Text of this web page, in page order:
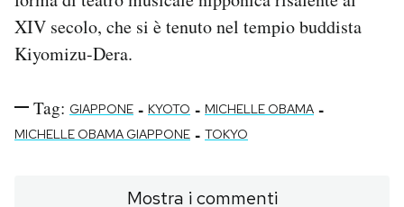
XIV secolo, che si è tenuto nel tempio buddista
Kiyomizu-Dera.
Tag: GIAPPONE - KYOTO - MICHELLE OBAMA -
MICHELLE OBAMA GIAPPONE - TOKYO
Mostra i commenti